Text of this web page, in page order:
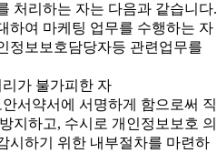
처리하는 자는 다음과 같습니다.
여 마케팅 업무를 수행하는 자
보보호담당자등 관련업무를
가 불가피한 자
서약서에 서명하게 함으로써 직
지하고, 수시로 개인정보보호 의
시하기 위한 내부절차를 마련하